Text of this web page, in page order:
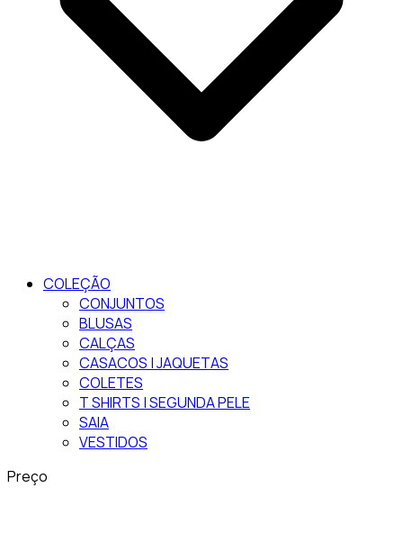
COLEÇÃO
CONJUNTOS
BLUSAS
CALÇAS
CASACOS | JAQUETAS
COLETES
T SHIRTS | SEGUNDA PELE
SAIA
VESTIDOS
Preço